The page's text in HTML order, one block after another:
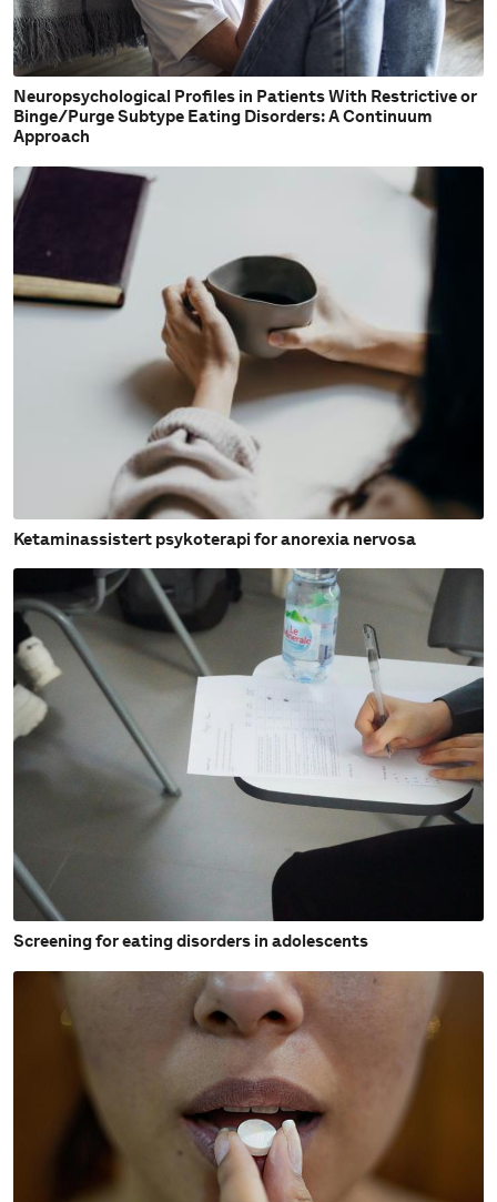
Neuropsychological Profiles in Patients With Restrictive or
Binge/Purge Subtype Eating Disorders: A Continuum
Approach
Ketaminassistert psykoterapi for anorexia nervosa
Screening for eating disorders in adolescents